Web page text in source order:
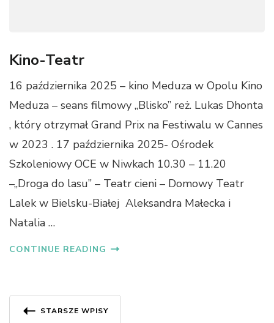
Kino-Teatr
16 października 2025 – kino Meduza w Opolu Kino
Meduza – seans filmowy ,,Blisko” reż. Lukas Dhonta
, który otrzymał Grand Prix na Festiwalu w Cannes
w 2023 . 17 października 2025- Ośrodek
Szkoleniowy OCE w Niwkach 10.30 – 11.20
–,,Droga do lasu” – Teatr cieni – Domowy Teatr
Lalek w Bielsku-Białej Aleksandra Małecka i
Natalia …
CONTINUE READING
Nawigacja
STARSZE WPISY